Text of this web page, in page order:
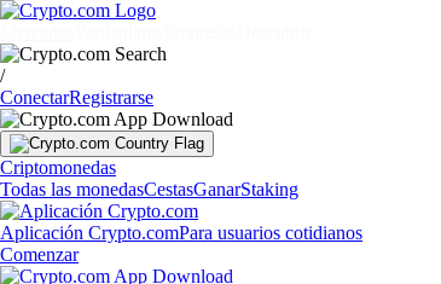
/
ConectarRegistrarse
Criptomonedas
Todas las monedasCestasGanarStaking
Aplicación Crypto.comPara usuarios cotidianos
Comenzar